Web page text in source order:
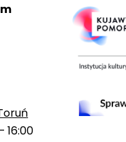
16:00